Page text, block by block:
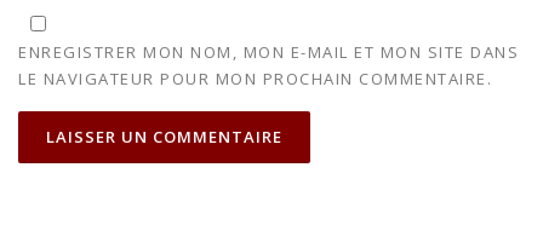
ENREGISTRER MON NOM, MON E-MAIL ET MON SITE DANS
LE NAVIGATEUR POUR MON PROCHAIN COMMENTAIRE.